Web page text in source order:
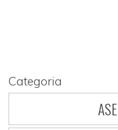
Categoria